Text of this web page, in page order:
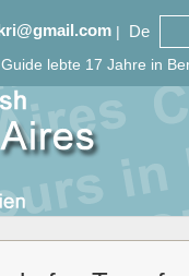
| De
lebte 17 Jahre in